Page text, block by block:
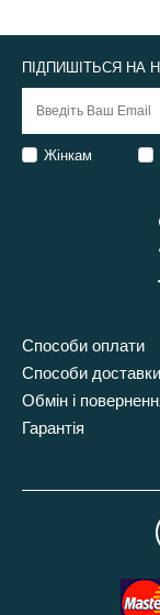
Способи оплати
Способи доставки
Обмін і
Гарантія
ПІДПИШІТЬСЯ НА
Жінкам